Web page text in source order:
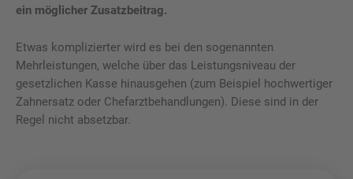
ein möglicher Zusatzbeitrag.
Etwas komplizierter wird es bei den sogenannten
Mehrleistungen, welche über das Leistungsniveau der
gesetzlichen Kasse hinausgehen (zum Beispiel hochwertiger
Zahnersatz oder Chefarztbehandlungen). Diese sind in der
Regel nicht absetzbar.